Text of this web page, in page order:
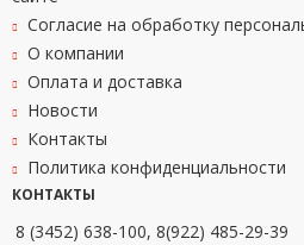
Согласие на обработку
О компании
Оплата и доставка
Новости
Контакты
Политика конфиденциальности
КОНТАКТЫ
8 (3452) 638-100, 8(922) 485-29-39